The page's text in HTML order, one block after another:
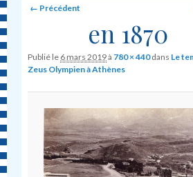
Image navigation
← Précédent
en 1870
Publié le 6 mars 2019à 780 × 440dans Le
Zeus Olympien à Athènes